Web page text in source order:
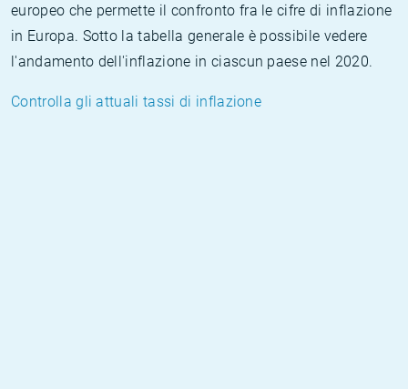
europeo che permette il confronto fra le cifre di inflazione
in Europa. Sotto la tabella generale è possibile vedere
l'andamento dell'inflazione in ciascun paese nel 2020.
Controlla gli attuali tassi di inflazione